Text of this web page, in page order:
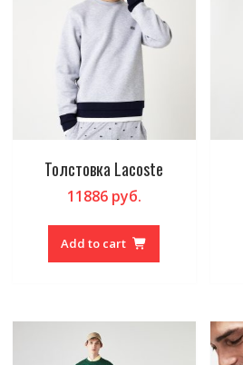
Толстовка Lacoste
11886руб.
Add to cart